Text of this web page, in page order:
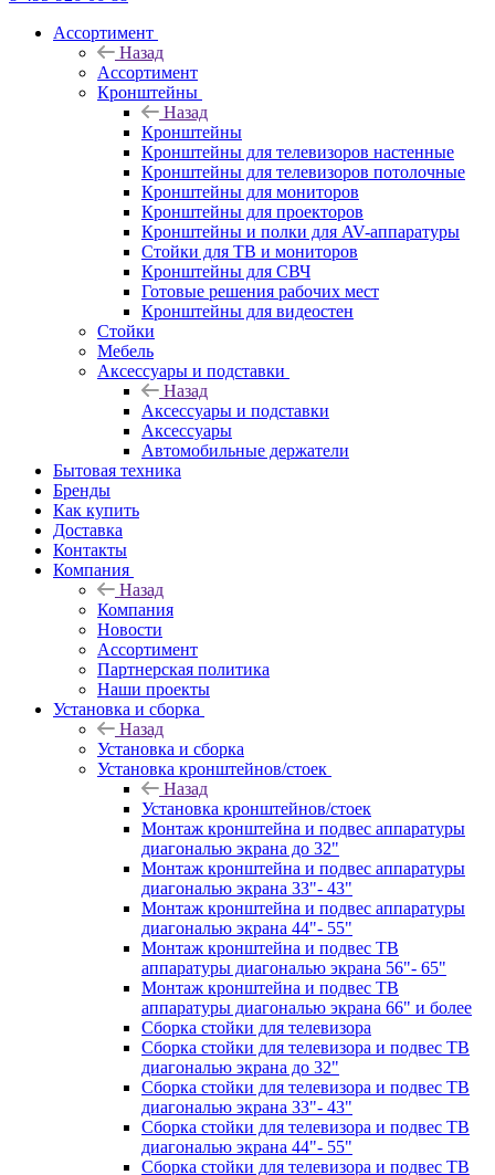
Ассортимент
Назад
Ассортимент
Кронштейны
Назад
Кронштейны
Кронштейны для телевизоров настенные
Кронштейны для телевизоров потолочные
Кронштейны для мониторов
Кронштейны для проекторов
Кронштейны и полки для AV-аппаратуры
Стойки для ТВ и мониторов
Кронштейны для СВЧ
Готовые решения рабочих мест
Кронштейны для видеостен
Стойки
Мебель
Аксессуары и подставки
Назад
Аксессуары и подставки
Аксессуары
Автомобильные держатели
Бытовая техника
Бренды
Как купить
Доставка
Контакты
Компания
Назад
Компания
Новости
Ассортимент
Партнерская политика
Наши проекты
Установка и сборка
Назад
Установка и сборка
Установка кронштейнов/стоек
Назад
Установка кронштейнов/стоек
Монтаж кронштейна и подвес аппаратуры
диагональю экрана до 32"
Монтаж кронштейна и подвес аппаратуры
диагональю экрана 33"- 43"
Монтаж кронштейна и подвес аппаратуры
диагональю экрана 44"- 55"
Монтаж кронштейна и подвес ТВ
аппаратуры диагональю экрана 56"- 65"
Монтаж кронштейна и подвес ТВ
аппаратуры диагональю экрана 66" и более
Сборка стойки для телевизора
Сборка стойки для телевизора и подвес ТВ
диагональю экрана до 32"
Сборка стойки для телевизора и подвес ТВ
диагональю экрана 33"- 43"
Сборка стойки для телевизора и подвес ТВ
диагональю экрана 44"- 55"
Сборка стойки для телевизора и подвес ТВ